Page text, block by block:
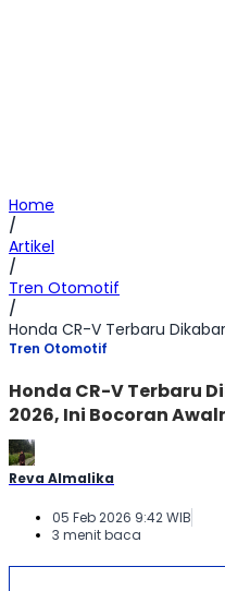
Home
/
Artikel
/
Tren Otomotif
/
Tren Otomotif
Honda CR-V Terbaru
2026, Ini Bocoran
Reva Almalika
05 Feb 2026 9:42 WIB
3 menit baca